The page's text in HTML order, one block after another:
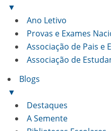
▼
Ano Letivo
Provas e Exames
Associação de Pais e
Associação de
Blogs
▼
Destaques
A Semente